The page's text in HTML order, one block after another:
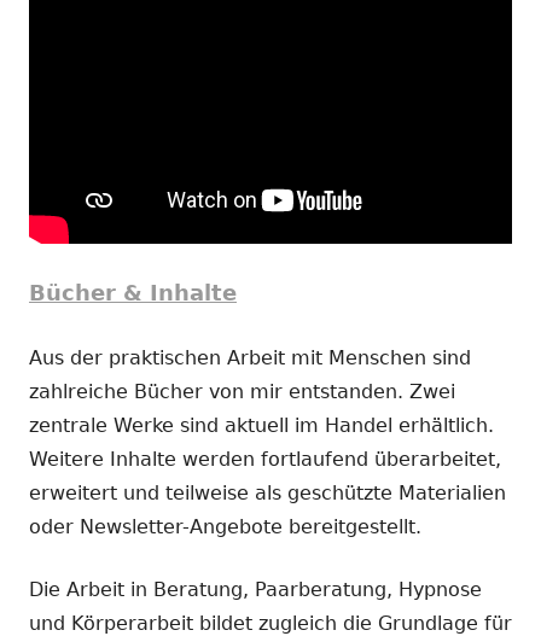
Bücher & Inhalte
Aus der praktischen Arbeit mit Menschen sind
zahlreiche Bücher von mir entstanden. Zwei
zentrale Werke sind aktuell im Handel erhältlich.
Weitere Inhalte werden fortlaufend überarbeitet,
erweitert und teilweise als geschützte Materialien
oder Newsletter-Angebote bereitgestellt.
Die Arbeit in Beratung, Paarberatung, Hypnose
und Körperarbeit bildet zugleich die Grundlage für